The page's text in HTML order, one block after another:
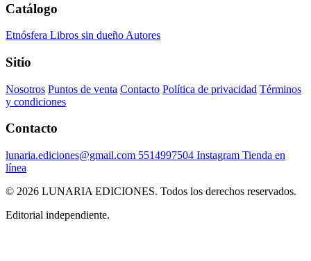
Catálogo
Etnósfera Libros sin dueño Autores
Sitio
Nosotros Puntos de venta Contacto Política de privacidad Términos
y condiciones
Contacto
lunaria.ediciones@gmail.com 5514997504 Instagram Tienda en
línea
© 2026 LUNARIA EDICIONES. Todos los derechos reservados.
Editorial independiente.